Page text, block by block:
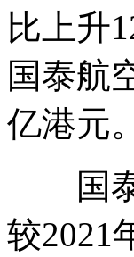
比上升
国泰航
亿港元。
国泰
较2021